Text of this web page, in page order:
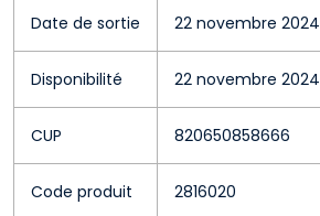
Date de sortie 22 novembre 2024
Disponibilité 22 novembre 2024
CUP 820650858666
Code produit 2816020